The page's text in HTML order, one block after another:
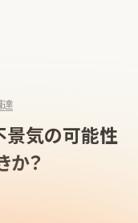
達
景気の可能性
か？